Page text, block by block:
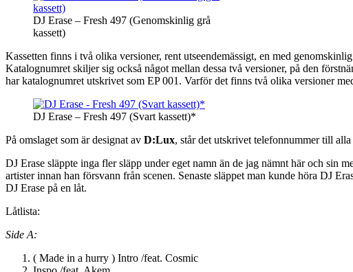
DJ Erase – Fresh 497 (Genomskinlig grå
kassett)
Kassetten finns i två olika versioner, rent utseendemässigt, en med
Katalognumret skiljer sig också något mellan dessa två versioner, på den
har katalognumret utskrivet som EP 001. Varför det finns två olika versioner
DJ Erase – Fresh 497 (Svart kassett)*
På omslaget som är designat av D:Lux, står det utskrivet telefonnummer till
DJ Erase släppte inga fler släpp under eget namn än de jag nämnt här och sin
artister innan han försvann från scenen. Senaste släppet man kunde höra DJ
DJ Erase på en låt.
Låtlista:
Side A:
( Made in a hurry ) Intro /feat. Cosmic